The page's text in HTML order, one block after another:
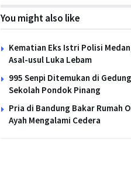
You might also like
Kematian Eks Istri Polisi
Asal-usul Luka Lebam
995 Senpi Ditemukan di
Sekolah Pondok Pinang
Pria di Bandung Bakar Rumah
Ayah Mengalami Cedera